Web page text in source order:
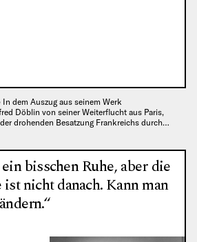
In dem Auszug aus seinem Werk
Döblin von seiner Weiterflucht aus Paris,
drohenden Besatzung Frankreichs durch…
bisschen Ruhe, aber die
nicht danach. Kann man